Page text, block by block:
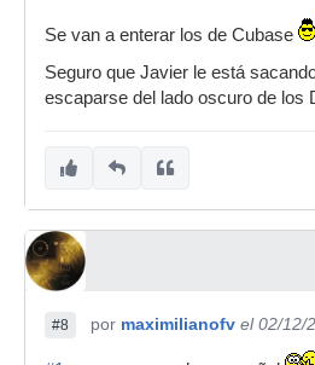
Se van a enterar los de Cubase
Seguro que Javier le está
escaparse del lado oscuro de los
#8 por maximilianofv el 02/12/